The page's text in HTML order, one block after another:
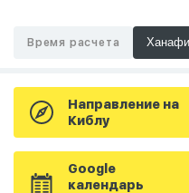
Время расчета
Направление на
Киблу
Google
календарь